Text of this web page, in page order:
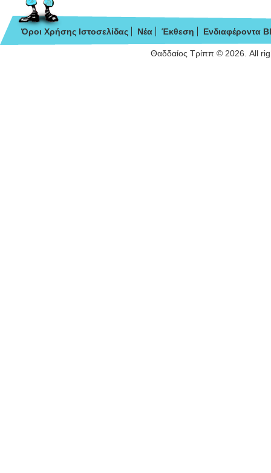
Όροι Χρήσης Ιστοσελίδας Νέα Έκθεση Ενδιαφέροντα
Θαδδαίος Τρίππ © 2026. All